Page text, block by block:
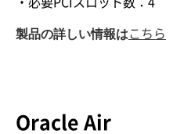
製品の詳しい情報はこちら
Oracle Air